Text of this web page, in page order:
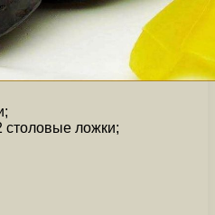
ложки;